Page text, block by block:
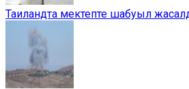
Таиландта мектепте шабуыл